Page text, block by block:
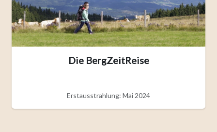
Die BergZeitReise
Erstausstrahlung: Mai 2024